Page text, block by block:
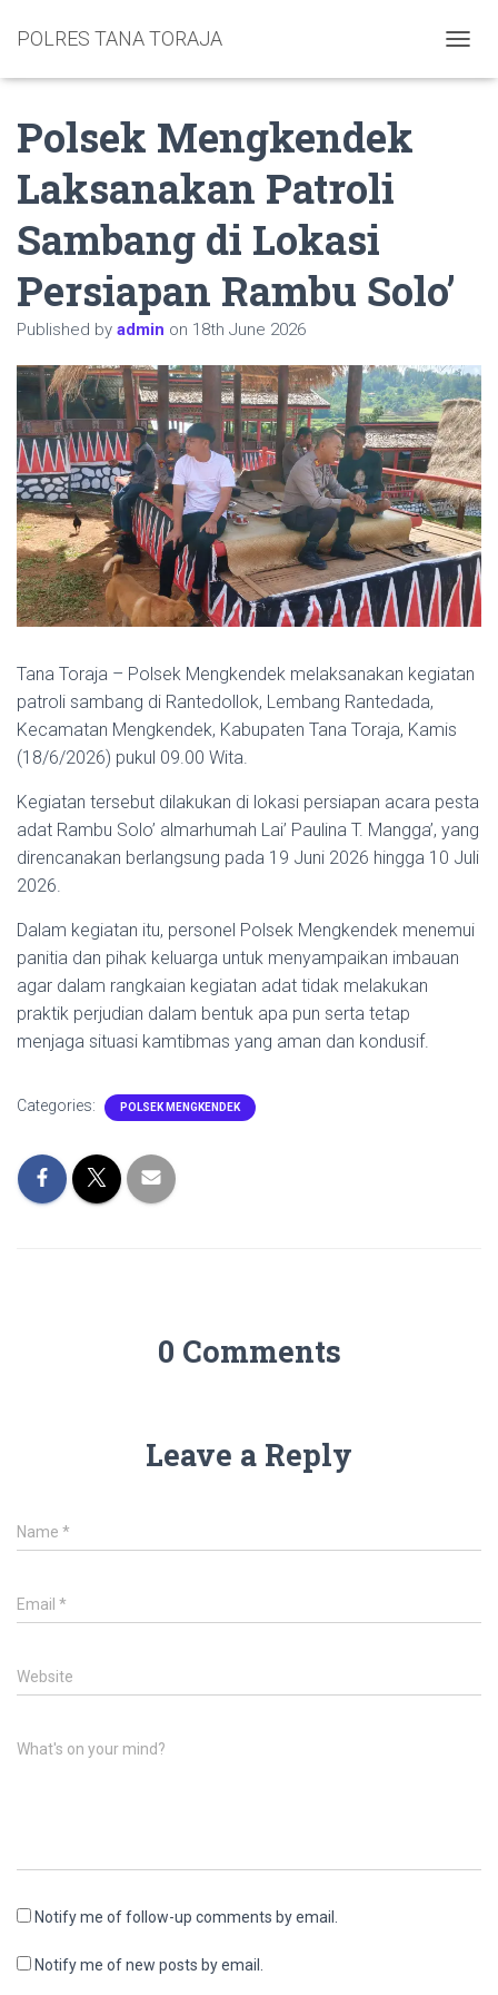
POLRES TANA TORAJA
Polsek Mengkendek
Laksanakan Patroli
Sambang di Lokasi
Persiapan Rambu Solo’
Published by admin on 18th June 2026
Tana Toraja – Polsek Mengkendek melaksanakan kegiatan
patroli sambang di Rantedollok, Lembang Rantedada,
Kecamatan Mengkendek, Kabupaten Tana Toraja, Kamis
(18/6/2026) pukul 09.00 Wita.
Kegiatan tersebut dilakukan di lokasi persiapan acara pesta
adat Rambu Solo’ almarhumah Lai’ Paulina T. Mangga’, yang
direncanakan berlangsung pada 19 Juni 2026 hingga 10 Juli
2026.
Dalam kegiatan itu, personel Polsek Mengkendek menemui
panitia dan pihak keluarga untuk menyampaikan imbauan
agar dalam rangkaian kegiatan adat tidak melakukan
praktik perjudian dalam bentuk apa pun serta tetap
menjaga situasi kamtibmas yang aman dan kondusif.
Categories: POLSEK MENGKENDEK
0 Comments
Leave a Reply
Name *
Email *
Website
What's on your mind?
Notify me of follow-up comments by email.
Notify me of new posts by email.